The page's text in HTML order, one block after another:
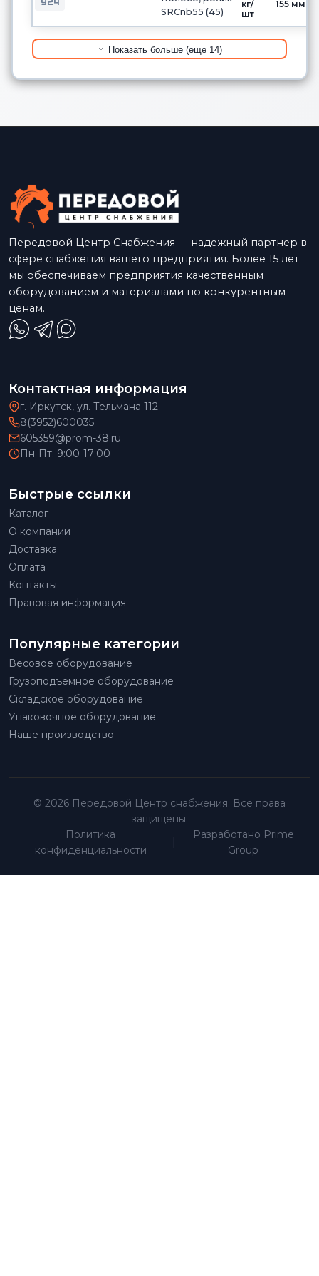
SRCnb55 (45)
кг/
шт
155 мм
Показать больше (еще 14)
Передовой Центр Снабжения — надежный партнер в
сфере снабжения вашего предприятия. Более 15 лет
мы обеспечиваем предприятия качественным
оборудованием и материалами по конкурентным
ценам.
Контактная информация
г. Иркутск, ул. Тельмана 112
8(3952)600035
605359@prom-38.ru
Пн-Пт: 9:00-17:00
Быстрые ссылки
Каталог
О компании
Доставка
Оплата
Контакты
Правовая информация
Популярные категории
Весовое оборудование
Грузоподъемное оборудование
Складское оборудование
Упаковочное оборудование
Наше производство
© 2026 Передовой Центр снабжения. Все права
защищены.
Политика
конфиденциальности
Разработано Prime
Group